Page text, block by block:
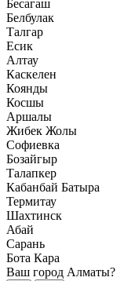
Бесагаш
Белбулак
Талгар
Есик
Алтау
Каскелен
Коянды
Косшы
Аршалы
Жибек Жолы
Софиевка
Бозайгыр
Талапкер
Кабанбай Батыра
Термитау
Шахтинск
Абай
Сарань
Бота Кара
Ваш город Алматы?